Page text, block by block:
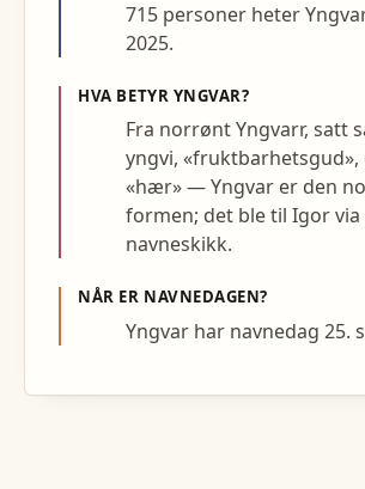
715 personer heter
2025.
HVA BETYR YNGVAR?
Fra norrønt Yngvarr, satt
yngvi, «fruktbarhetsgud»,
«hær» — Yngvar er den
formen; det ble til Igor via
navneskikk.
NÅR ER NAVNEDAGEN?
Yngvar har navnedag 25.